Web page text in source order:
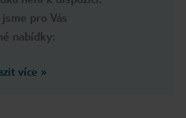
pro Vás
nabídky:
více »